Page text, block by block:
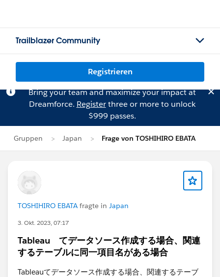
Trailblazer Community
Registrieren
Bring your team and maximize your impact at
Dreamforce. Registerthree or more to unlock
$999 passes.
Gruppen Japan Frage von TOSHIHIRO EBATA
TOSHIHIRO EBATA fragte in Japan
3. Okt. 2023, 07:17
Tableau てデータソース作成する場合、関連
するテーブルに同一項目名がある場合
Tableauてデータソース作成する場合、関連するテーブ